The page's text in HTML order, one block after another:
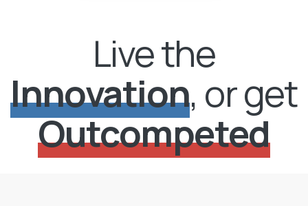
Live the
Innovation, or get
Outcompeted